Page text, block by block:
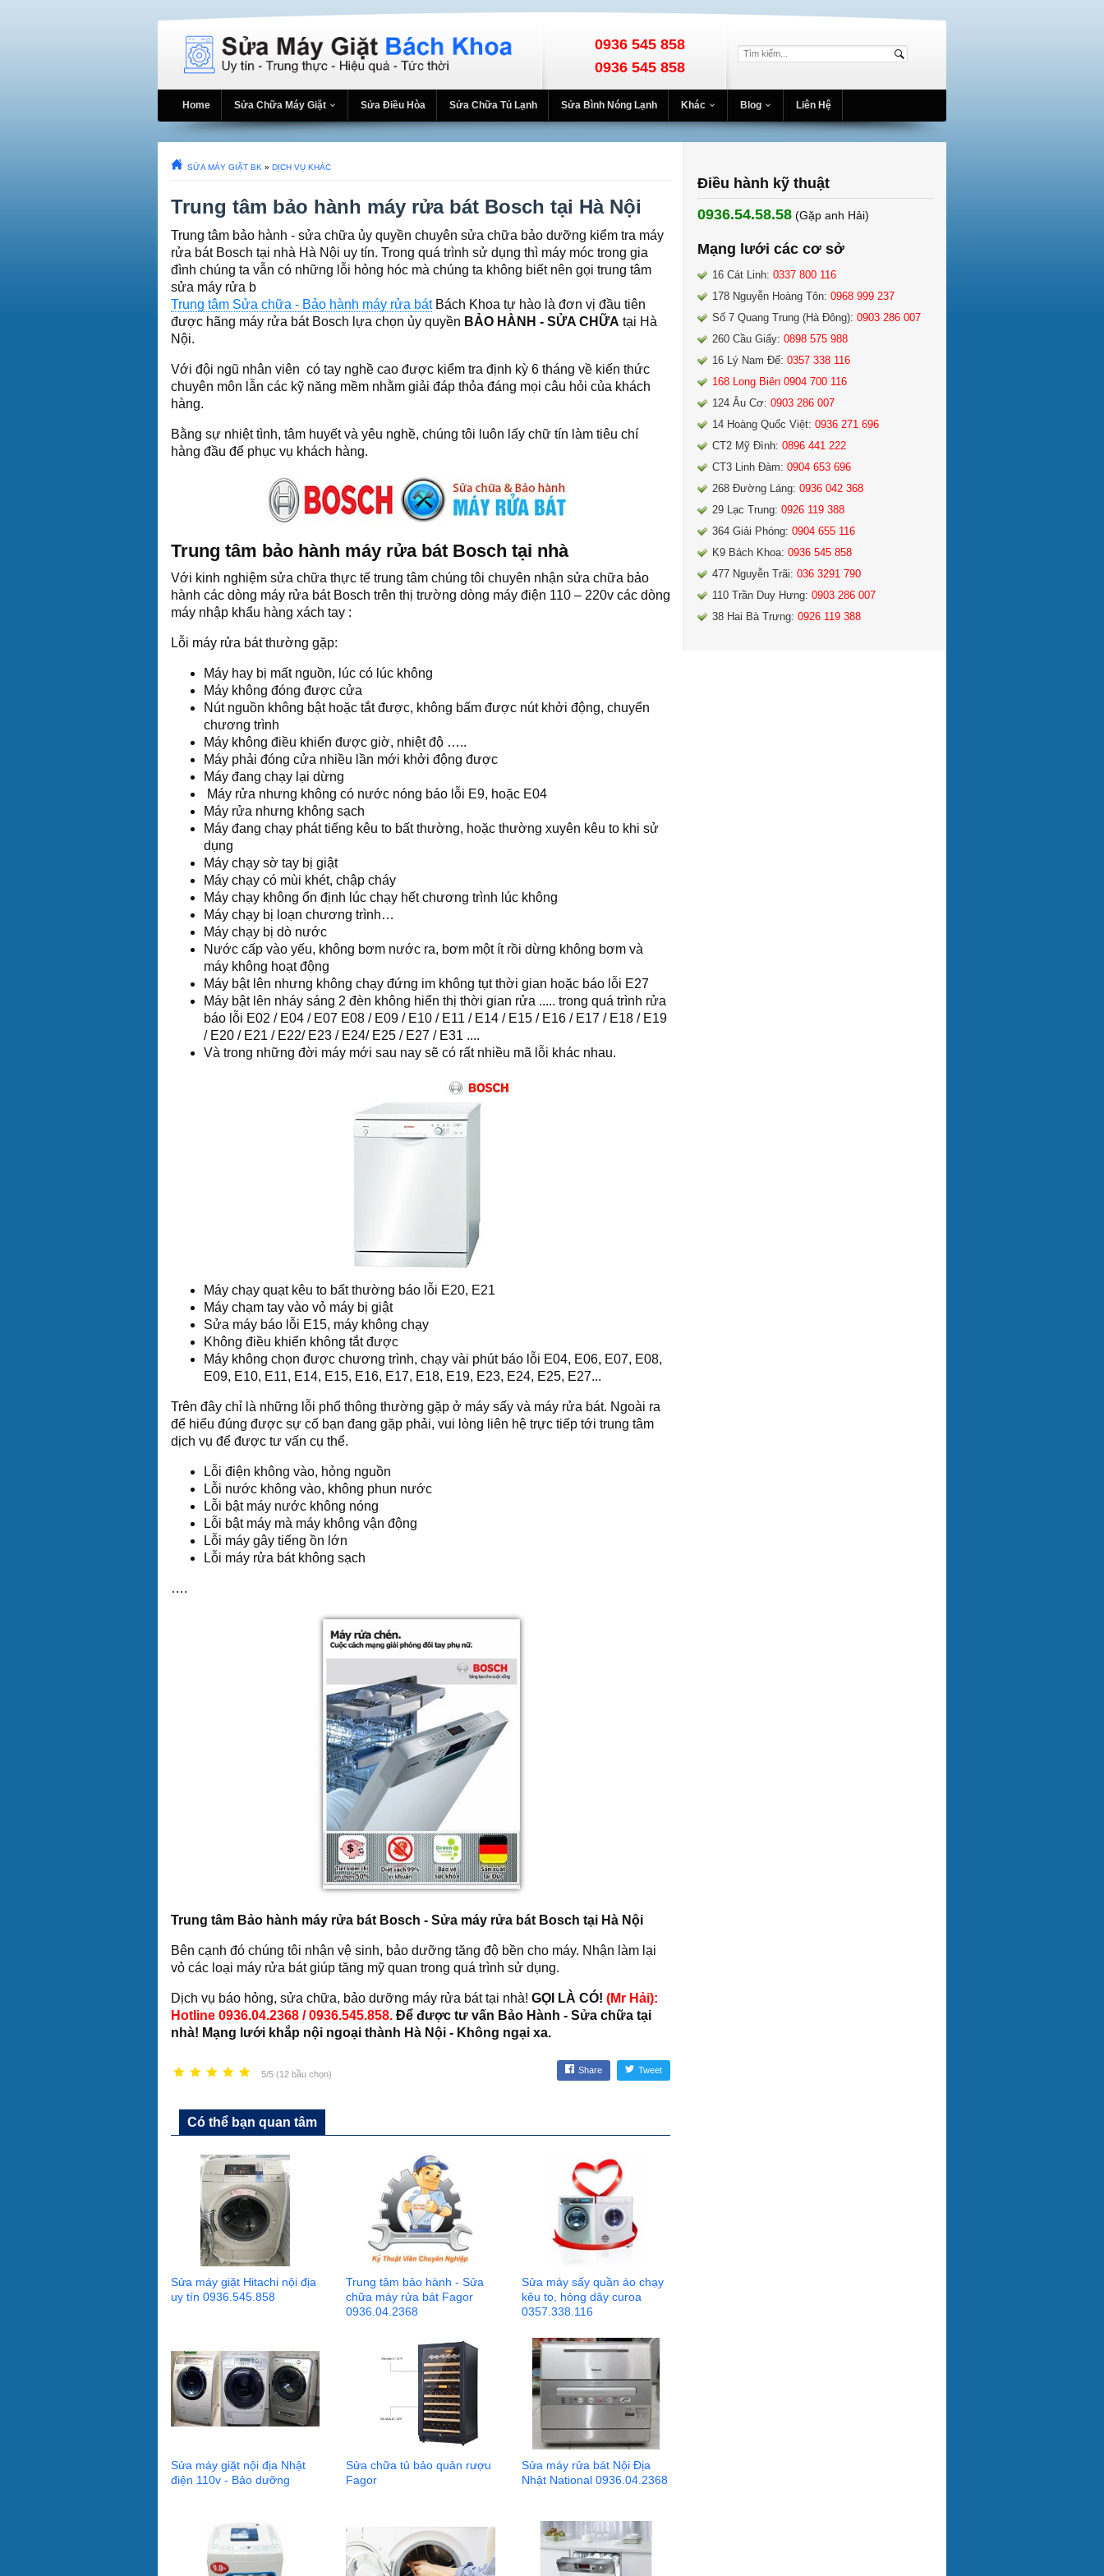
0936 545 858
0936 545 858
Home Sửa Chữa Máy Giặt Sửa Điều Hòa Sửa Chữa Tủ Lạnh Sửa Bình Nóng Lạnh Khác Blog Liên Hệ
SỬA MÁY GIẶT BK » DỊCH VỤ KHÁC
Trung tâm bảo hành máy rửa bát Bosch tại Hà Nội
Trung tâm bảo hành - sửa chữa ủy quyền chuyên sửa chữa bảo dưỡng kiểm tra máy
rửa bát Bosch tại nhà Hà Nội uy tín. Trong quá trình sử dụng thì máy móc trong gia
đình chúng ta vẫn có những lỗi hỏng hóc mà chúng ta không biết nên gọi trung tâm
sửa máy rửa b
Trung tâm Sửa chữa - Bảo hành máy rửa bátBách Khoa tự hào là đơn vị đầu tiên
được hãng máy rửa bát Bosch lựa chọn ủy quyền BẢO HÀNH - SỬA CHỮA tại Hà
Nội.
Với đội ngũ nhân viên có tay nghề cao được kiểm tra định kỳ 6 tháng về kiến thức
chuyên môn lẫn các kỹ năng mềm nhằm giải đáp thỏa đáng mọi câu hỏi của khách
hàng.
Bằng sự nhiệt tình, tâm huyết và yêu nghề, chúng tôi luôn lấy chữ tín làm tiêu chí
hàng đầu để phục vụ khách hàng.
Trung tâm bảo hành máy rửa bát Bosch tại nhà
Với kinh nghiệm sửa chữa thực tế trung tâm chúng tôi chuyên nhận sửa chữa bảo
hành các dòng máy rửa bát Bosch trên thị trường dòng máy điện 110 – 220v các dòng
máy nhập khẩu hàng xách tay :
Lỗi máy rửa bát thường gặp:
Máy hay bị mất nguồn, lúc có lúc không
Máy không đóng được cửa
Nút nguồn không bật hoặc tắt được, không bấm được nút khởi động, chuyển
chương trình
Máy không điều khiển được giờ, nhiệt độ …..
Máy phải đóng cửa nhiều lần mới khởi động được
Máy đang chạy lại dừng
Máy rửa nhưng không có nước nóng báo lỗi E9, hoặc E04
Máy rửa nhưng không sạch
Máy đang chạy phát tiếng kêu to bất thường, hoặc thường xuyên kêu to khi sử
dụng
Máy chạy sờ tay bị giật
Máy chạy có mùi khét, chập cháy
Máy chạy không ổn định lúc chạy hết chương trình lúc không
Máy chạy bị loạn chương trình…
Máy chạy bị dò nước
Nước cấp vào yếu, không bơm nước ra, bơm một ít rồi dừng không bơm và
máy không hoạt động
Máy bật lên nhưng không chạy đứng im không tụt thời gian hoặc báo lỗi E27
Máy bật lên nháy sáng 2 đèn không hiển thị thời gian rửa ..... trong quá trình rửa
báo lỗi E02 / E04 / E07 E08 / E09 / E10 / E11 / E14 / E15 / E16 / E17 / E18 / E19
/ E20 / E21 / E22/ E23 / E24/ E25 / E27 / E31 ....
Và trong những đời máy mới sau nay sẽ có rất nhiều mã lỗi khác nhau.
Máy chạy quạt kêu to bất thường báo lỗi E20, E21
Máy chạm tay vào vỏ máy bị giật
Sửa máy báo lỗi E15, máy không chạy
Không điều khiển không tắt được
Máy không chọn được chương trình, chạy vài phút báo lỗi E04, E06, E07, E08,
E09, E10, E11, E14, E15, E16, E17, E18, E19, E23, E24, E25, E27...
Trên đây chỉ là những lỗi phổ thông thường gặp ở máy sấy và máy rửa bát. Ngoài ra
để hiểu đúng được sự cố bạn đang gặp phải, vui lòng liên hệ trực tiếp tới trung tâm
dịch vụ để được tư vấn cụ thể.
Lỗi điện không vào, hỏng nguồn
Lỗi nước không vào, không phun nước
Lỗi bật máy nước không nóng
Lỗi bật máy mà máy không vận động
Lỗi máy gây tiếng ồn lớn
Lỗi máy rửa bát không sạch
….
Trung tâm Bảo hành máy rửa bát Bosch - Sửa máy rửa bát Bosch tại Hà Nội
Bên cạnh đó chúng tôi nhận vệ sinh, bảo dưỡng tăng độ bền cho máy. Nhận làm lại
vỏ các loại máy rửa bát giúp tăng mỹ quan trong quá trình sử dụng.
Dịch vụ báo hỏng, sửa chữa, bảo dưỡng máy rửa bát tại nhà! GỌI LÀ CÓ! (Mr Hải):
Hotline 0936.04.2368 / 0936.545.858. Để được tư vấn Bảo Hành - Sửa chữa tại
nhà! Mạng lưới khắp nội ngoại thành Hà Nội - Không ngại xa.
5/5 (12 bầu chọn) Share Tweet
Có thể bạn quan tâm
Sửa máy giặt Hitachi nội địa
uy tín 0936.545.858
Trung tâm bảo hành - Sửa
chữa máy rửa bát Fagor
0936.04.2368
Sửa máy sấy quần áo chạy
kêu to, hỏng dây curoa
0357.338.116
Sửa máy giặt nội địa Nhật
điện 110v - Bảo dưỡng
Sửa chữa tủ bảo quản rượu
Fagor
Sửa máy rửa bát Nội Địa
Nhật National 0936.04.2368
Điều hành kỹ thuật
0936.54.58.58(Gặp anh Hải) ​
Mạng lưới các cơ sở
16 Cát Linh: 0337 800 116
178 Nguyễn Hoàng Tôn: 0968 999 237
Số 7 Quang Trung (Hà Đông): 0903 286 007
260 Cầu Giấy: 0898 575 988
16 Lý Nam Đế: 0357 338 116
168 Long Biên 0904 700 116
124 Âu Cơ: 0903 286 007
14 Hoàng Quốc Việt: 0936 271 696
CT2 Mỹ Đình: 0896 441 222
CT3 Linh Đàm: 0904 653 696
268 Đường Láng: 0936 042 368
29 Lạc Trung: 0926 119 388
364 Giải Phóng: 0904 655 116
K9 Bách Khoa: 0936 545 858
477 Nguyễn Trãi: 036 3291 790
110 Trần Duy Hưng: 0903 286 007
38 Hai Bà Trưng: 0926 119 388